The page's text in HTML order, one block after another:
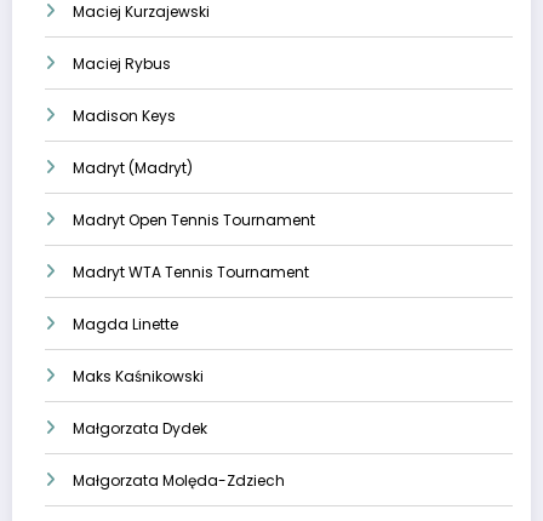
Maciej Kurzajewski
Maciej Rybus
Madison Keys
Madryt (Madryt)
Madryt Open Tennis Tournament
Madryt WTA Tennis Tournament
Magda Linette
Maks Kaśnikowski
Małgorzata Dydek
Małgorzata Molęda-Zdziech